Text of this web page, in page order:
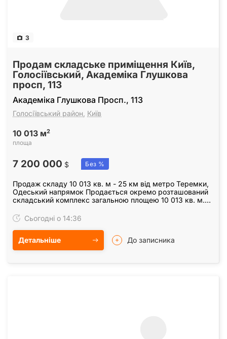
3
Продам складське приміщення Київ,
Голосіївський, Академіка Глушкова
просп, 113
Академіка Глушкова Просп., 113
Голосіївський район, Київ
10 013 м2
площа
7 200 000 $ Без %
Продаж складу 10 013 кв. м - 25 км від метро Теремки,
Одеський напрямок Продається окремо розташований
складський комплекс загальною площею 10 013 кв. м.
Сьогодні о 14:36
Детальніше До записника